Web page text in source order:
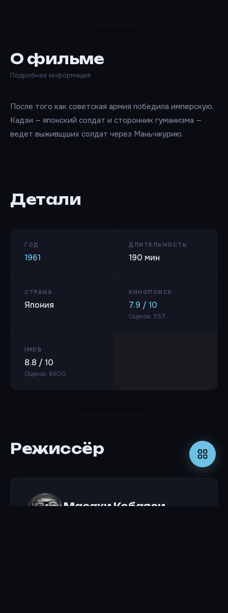
О фильме
Подробная информация
После того как советская армия победила имперскую,
Кадзи — японский солдат и сторонник гуманизма —
ведет выживщших солдат через Маньчжурию.
Детали
ГОД
1961
ДЛИТЕЛЬНОСТЬ
190 мин
СТРАНА
Япония
КИНОПОИСК
7.9 / 10
Оценок: 557
IMDB
8.8 / 10
Оценок: 8600
Режиссёр
Масаки Кобаяси